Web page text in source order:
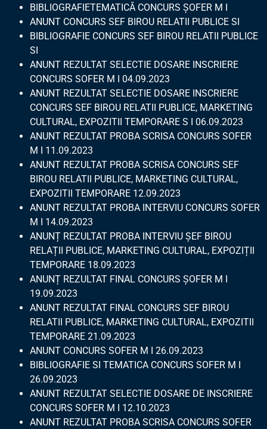
BIBLIOGRAFIETEMATICĂ CONCURS ȘOFER M I
ANUNT CONCURS SEF BIROU RELATII PUBLICE SI
BIBLIOGRAFIE CONCURS SEF BIROU RELATII PUBLICE
SI
ANUNT REZULTAT SELECTIE DOSARE INSCRIERE
CONCURS SOFER M I 04.09.2023
ANUNT REZULTAT SELECTIE DOSARE INSCRIERE
CONCURS SEF BIROU RELATII PUBLICE, MARKETING
CULTURAL, EXPOZITII TEMPORARE S I 06.09.2023
ANUNT REZULTAT PROBA SCRISA CONCURS SOFER
M I 11.09.2023
ANUNT REZULTAT PROBA SCRISA CONCURS SEF
BIROU RELATII PUBLICE, MARKETING CULTURAL,
EXPOZITII TEMPORARE 12.09.2023
ANUNT REZULTAT PROBA INTERVIU CONCURS SOFER
M I 14.09.2023
ANUNȚ REZULTAT PROBA INTERVIU ȘEF BIROU
RELAȚII PUBLICE, MARKETING CULTURAL, EXPOZIȚII
TEMPORARE 18.09.2023
ANUNȚ REZULTAT FINAL CONCURS ȘOFER M I
19.09.2023
ANUNT REZULTAT FINAL CONCURS SEF BIROU
RELATII PUBLICE, MARKETING CULTURAL, EXPOZITII
TEMPORARE 21.09.2023
ANUNT CONCURS SOFER M I 26.09.2023
BIBLIOGRAFIE SI TEMATICA CONCURS SOFER M I
26.09.2023
ANUNT REZULTAT SELECTIE DOSARE DE INSCRIERE
CONCURS SOFER M I 12.10.2023
ANUNT REZULTAT PROBA SCRISA CONCURS SOFER